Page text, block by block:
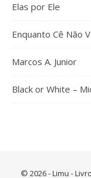
Elas por Ele
Enquanto Cê Não
Marcos A. Junior
Black or White –
© 2026 - Limu -